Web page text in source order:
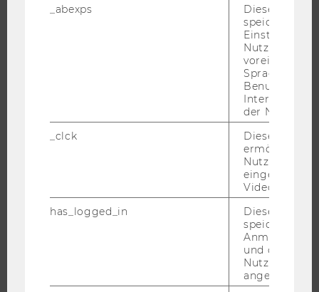
INFORMATIONEN FÜR STUDIERENDE
INTERNATIONALE UND INCOMING EXCHANGE STUDIERENDE
ANGEBOTE FÜR SCHULEN UND STUDIENINTERESSIERTE
FORSCHUNG
IMPACT DER FORSCHUNG
_abexps
Dieses Cookie
speichert
Nutzer*in, zB.
Sprache,
der Nutzer*in
_clck
Dieses Cookie
ermöglicht
Nutzung des
Video Players
has_logged_in
Dieses Cookie
speichert
und ob sich
Nutzer*in
angemeldet